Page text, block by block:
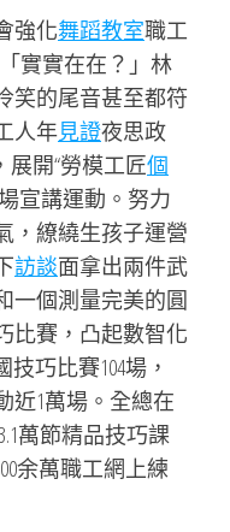
強化舞蹈教室職工
實實在在？」林
笑的尾音甚至都符
人年見證夜思政
展開“勞模工匠個
宣講運動。努力
，繚繞生孩子運營
訪談面拿出兩件武
一個測量完美的圓
比賽，凸起數智化
巧比賽104場，
近1萬場。全總在
萬節精品技巧課
余萬職工網上練